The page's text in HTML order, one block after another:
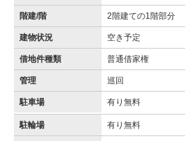
階建/階 2階建ての1階部分
建物状況 空き予定
借地件種類 普通借家権
管理 巡回
駐車場 有り無料
駐輪場 有り無料